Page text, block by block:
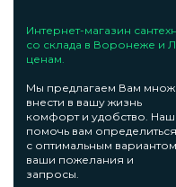
Интернет-магазин
со склада в Воронеже и
ценам.
Мы предлагаем Вам
внести в вашу жизнь
комфорт и удобство.
помочь вам определиться
с оптимальным
ваши пожелания и
запросы.